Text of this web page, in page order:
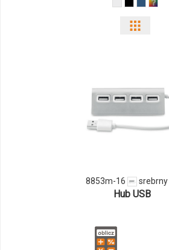
ilości
8853m-16
Hub USB